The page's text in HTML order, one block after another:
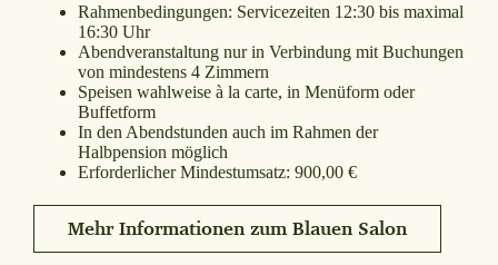
Rahmenbedingungen: Servicezeiten 12:30 bis maximal
16:30 Uhr
Abendveranstaltung nur in Verbindung mit Buchungen
von mindestens 4 Zimmern
Speisen wahlweise à la carte, in Menüform oder
Buffetform
In den Abendstunden auch im Rahmen der
Halbpension möglich
Erforderlicher Mindestumsatz: 900,00 €
Mehr Informationen zum Blauen Salon